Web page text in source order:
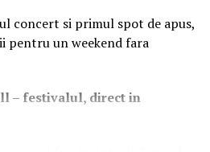
pentru compensarea
apropiat sunt de la Ministerul
Casei Naționale pentru
să permită vaccinarea adulților
concert si primul spot de apus,
pentru un weekend fara
– festivalul, direct in